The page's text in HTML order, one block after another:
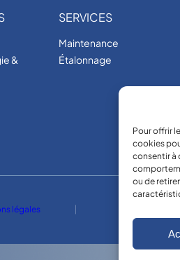
Pour offrir
cookies
consentir à
ou de
&
SERVICES
Maintenance
Étalonnage
légales